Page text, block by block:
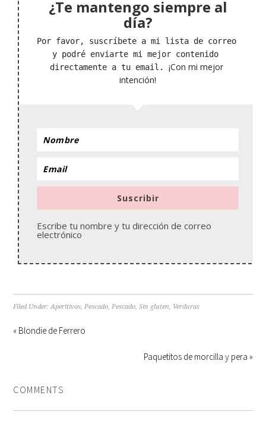
¿Te mantengo siempre al
día?
Por favor, suscríbete a mi lista de correo
y podré enviarte mi mejor contenido
directamente a tu email. ¡Con mi mejor
intención!
Suscribir
Escribe tu nombre y tu dirección de correo
electrónico
Filed Under:Aperitivos,Pescado,Pescado,Sin gluten, Verduras
« Blondie de Ferrero
Paquetitos de morcilla y pera »
COMMENTS